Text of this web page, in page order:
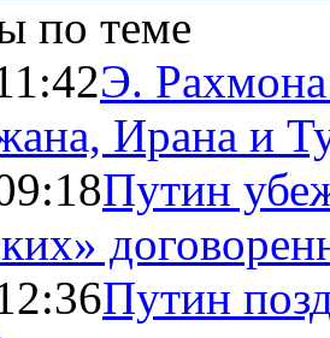
по теме
Э.
Ирана и
Путин
Путин